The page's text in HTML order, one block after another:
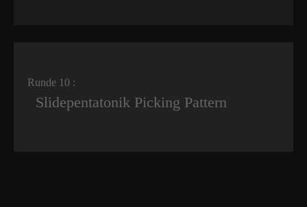
Runde 10 :
Slidepentatonik Picking Pattern